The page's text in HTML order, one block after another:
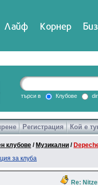
Лайф Корнер
DirTV Impressio
търси в Клубове
Регистрация Кой е
клубове / Музикални /
за клуба
Re: